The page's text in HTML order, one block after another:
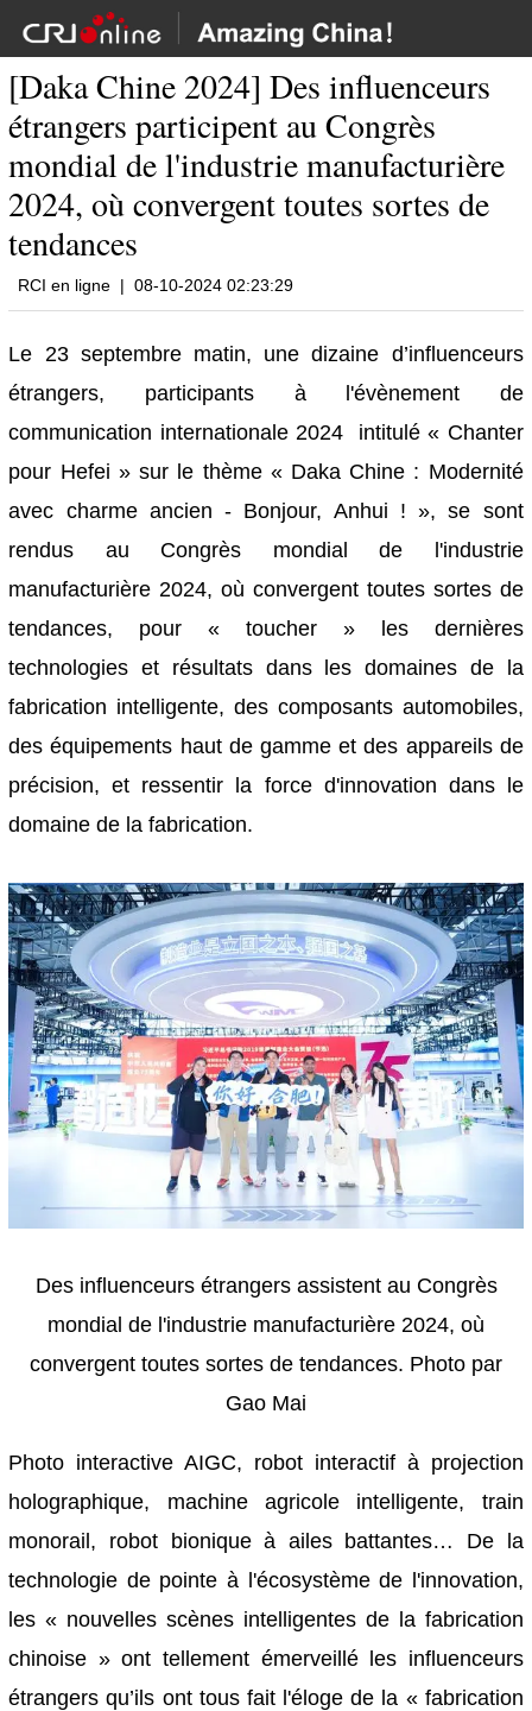
[Daka Chine 2024] Des influenceurs
étrangers participent au Congrès
mondial de l'industrie manufacturière
2024, où convergent toutes sortes de
tendances
RCI en ligne | 08-10-2024 02:23:29
Le 23 septembre matin, une dizaine d’influenceurs
étrangers, participants à l'évènement de
communication internationale 2024 intitulé « Chanter
pour Hefei » sur le thème « Daka Chine : Modernité
avec charme ancien - Bonjour, Anhui ! », se sont
rendus au Congrès mondial de l'industrie
manufacturière 2024, où convergent toutes sortes de
tendances, pour « toucher » les dernières
technologies et résultats dans les domaines de la
fabrication intelligente, des composants automobiles,
des équipements haut de gamme et des appareils de
précision, et ressentir la force d'innovation dans le
domaine de la fabrication.
Des influenceurs étrangers assistent au Congrès
mondial de l'industrie manufacturière 2024, où
convergent toutes sortes de tendances. Photo par
Gao Mai
Photo interactive AIGC, robot interactif à projection
holographique, machine agricole intelligente, train
monorail, robot bionique à ailes battantes… De la
technologie de pointe à l'écosystème de l'innovation,
les « nouvelles scènes intelligentes de la fabrication
chinoise » ont tellement émerveillé les influenceurs
étrangers qu’ils ont tous fait l'éloge de la « fabrication